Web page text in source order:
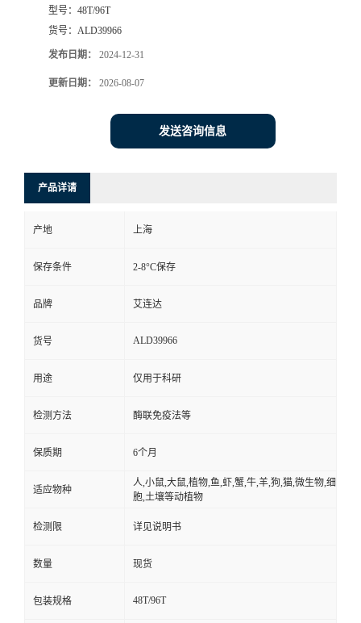
型号： 48T/96T
货号： ALD39966
发布日期： 2024-12-31
更新日期： 2026-08-07
发送咨询信息
产品详请
产地 上海
保存条件 2-8°C保存
品牌 艾连达
货号 ALD39966
用途 仅用于科研
检测方法 酶联免疫法等
保质期 6个月
适应物种
人,小鼠,大鼠,植物,鱼,虾,蟹,牛,羊,狗,猫,微生物,细
胞,土壤等动植物
检测限 详见说明书
数量 现货
包装规格 48T/96T